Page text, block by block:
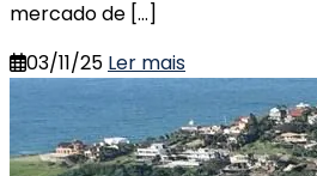
mercado de […]
03/11/25 Ler mais